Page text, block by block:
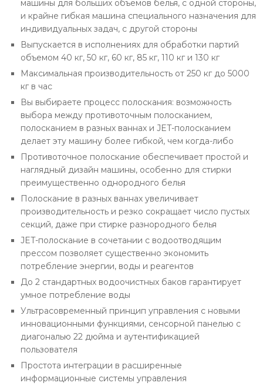
машины для больших объемов белья, с одной стороны,
и крайне гибкая машина специального назначения для
индивидуальных задач, с другой стороны
Выпускается в исполнениях для обработки партий
объемом 40 кг, 50 кг, 60 кг, 85 кг, 110 кг и 130 кг
Максимальная производительность от 250 кг до 5000
кг в час
Вы выбираете процесс полоскания: возможность
выбора между противоточным полосканием,
полосканием в разных ваннах и JET-полосканием
делает эту машину более гибкой, чем когда-либо
Противоточное полоскание обеспечивает простой и
наглядный дизайн машины, особенно для стирки
преимущественно однородного белья
Полоскание в разных ваннах увеличивает
производительность и резко сокращает число пустых
секций, даже при стирке разнородного белья
JET-полоскание в сочетании с водоотводящим
прессом позволяет существенно экономить
потребление энергии, воды и реагентов
До 2 стандартных водоочистных баков гарантирует
умное потребление воды
Ультрасовременный принцип управления с новыми
инновационными функциями, сенсорной панелью с
диагональю 22 дюйма и аутентификацией
пользователя
Простота интеграции в расширенные
информационные системы управления